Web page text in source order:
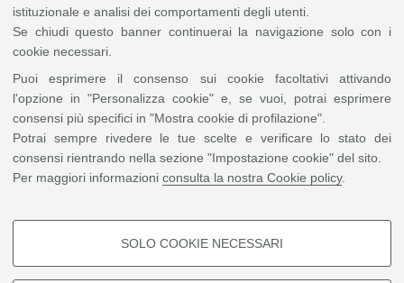
istituzionale e analisi dei comportamenti degli utenti.
Se chiudi questo banner continuerai la navigazione solo con i
cookie necessari.
Puoi esprimere il consenso sui cookie facoltativi attivando
l'opzione in "Personalizza cookie" e, se vuoi, potrai esprimere
consensi più specifici in "Mostra cookie di profilazione".
Potrai sempre rivedere le tue scelte e verificare lo stato dei
consensi rientrando nella sezione "Impostazione cookie" del sito.
Per maggiori informazioni consulta la nostra Cookie policy.
COOKIE DI PROFILAZIONE -
SOLO COOKIE NECESSARI
Informativa sulla privacy
Dichiaro di aver letto l'
Dichiaro di voler ottenere l'iscrizione alla mailing list per le finalità e nei
modi di cui al punto II dell'informativa
Captcha
Il seguente controllo serve per prevenire registrazioni
automatiche. Seleziona il check: